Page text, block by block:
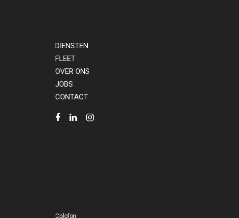
DIENSTEN
FLEET
OVER ONS
JOBS
CONTACT
Colofon